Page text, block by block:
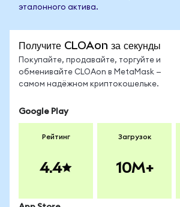
эталонного актива.
Получите CLOAon за секунды
Покупайте, продавайте, торгуйте и
обменивайте CLOAon в MetaMask —
самом надёжном криптокошельке.
Google Play
Рейтинг
4.4
Загрузок
10M+